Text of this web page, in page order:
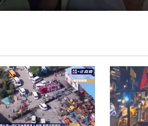
الاقتصاد الأفغاني
هدّد ترامب مجدداً بمهاجمة إيران وتحدث
عن استعداده للتوصل إلى اتفاق